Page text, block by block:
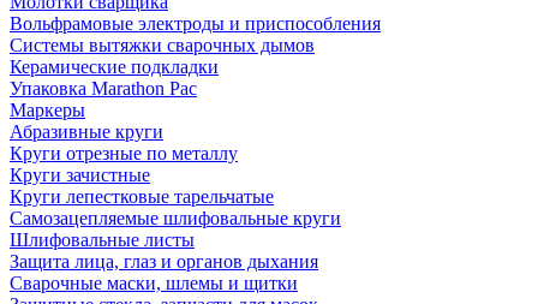
Вольфрамовые электроды и приспособления
Системы вытяжки сварочных дымов
Керамические подкладки
Упаковка Marathon Pac
Маркеры
Абразивные круги
Круги отрезные по металлу
Круги зачистные
Круги лепестковые тарельчатые
Самозацепляемые шлифовальные круги
Шлифовальные листы
Защита лица, глаз и органов дыхания
Сварочные маски, шлемы и щитки